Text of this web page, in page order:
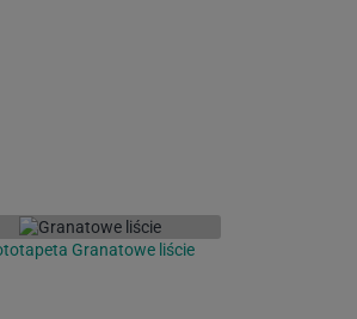
Granatowe liście